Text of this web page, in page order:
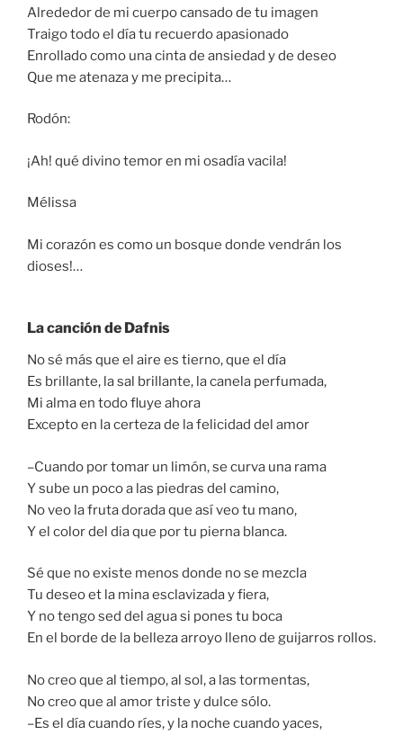
Alrededor de mi cuerpo cansado de tu imagen
Traigo todo el día tu recuerdo apasionado
Enrollado como una cinta de ansiedad y de deseo
Que me atenaza y me precipita…
Rodón:
¡Ah! qué divino temor en mi osadía vacila!
Mélissa
Mi corazón es como un bosque donde vendrán los
dioses!…
La canción de Dafnis
No sé más que el aire es tierno, que el día
Es brillante, la sal brillante, la canela perfumada,
Mi alma en todo fluye ahora
Excepto en la certeza de la felicidad del amor
–Cuando por tomar un limón, se curva una rama
Y sube un poco a las piedras del camino,
No veo la fruta dorada que así veo tu mano,
Y el color del dia que por tu pierna blanca.
Sé que no existe menos donde no se mezcla
Tu deseo et la mina esclavizada y fiera,
Y no tengo sed del agua si pones tu boca
En el borde de la belleza arroyo lleno de guijarros rollos.
No creo que al tiempo, al sol, a las tormentas,
No creo que al amor triste y dulce sólo.
–Es el día cuando ríes, y la noche cuando yaces,